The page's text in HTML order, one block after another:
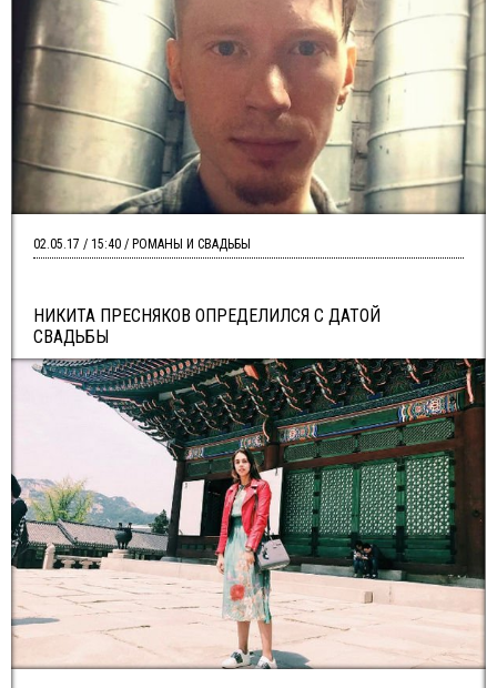
НИКИТА ПРЕСНЯКОВ ОПРЕДЕЛИЛСЯ С ДАТОЙ
СВАДЬБЫ
02.05.17 / 15:40 / РОМАНЫ И СВАДЬБЫ